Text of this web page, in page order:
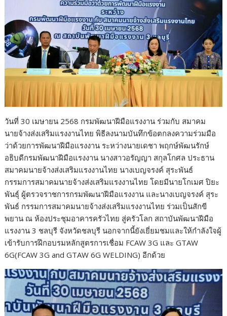
วันที่ 30 เมษายน 2568 กรมพัฒนาฝีมือแรงงาน ร่วมกับ สมาคม
นายจ้างส่งเสริมแรงงานไทย พิธีลงนามบันทึกข้อตกลงความร่วมมือ
ว่าด้วยการพัฒนาฝีมือแรงงาน ระหว่างนายเดชา พฤกษ์พัฒนรักษ์
อธิบดีกรมพัฒนาฝีมือแรงงาน นางสาวอรัญญา สกุลโกศล ประธาน
สมาคมนายจ้างส่งเสริมแรงงานไทย นางเบญจรงค์ สุระพันธ์
กรรมการสมาคมนายจ้างส่งเสริมแรงงานไทย โดยมีนายโกเมศ ปิยะ
พันธุ์ ผู้ตรวจราชการกรมพัฒนาฝีมือแรงงาน และนางเบญจรงค์ สุระ
พันธ์ กรรมการสมาคมนายจ้างส่งเสริมแรงงานไทย ร่วมเป็นสักขี
พยาน ณ ห้องประชุมอาคารครัวไทย สู่ครัวโลก สถาบันพัฒนาฝีมือ
แรงงาน 3 ชลบุรี จังหวัดชลบุรี นอกจากนี้ยังเยี่ยมชมและให้กำลังใจผู้
เข้ารับการฝึกอบรมหลักสูตรการเชื่อม FCAW 3G และ GTAW
6G(FCAW 3G and GTAW 6G WELDING) อีกด้วย